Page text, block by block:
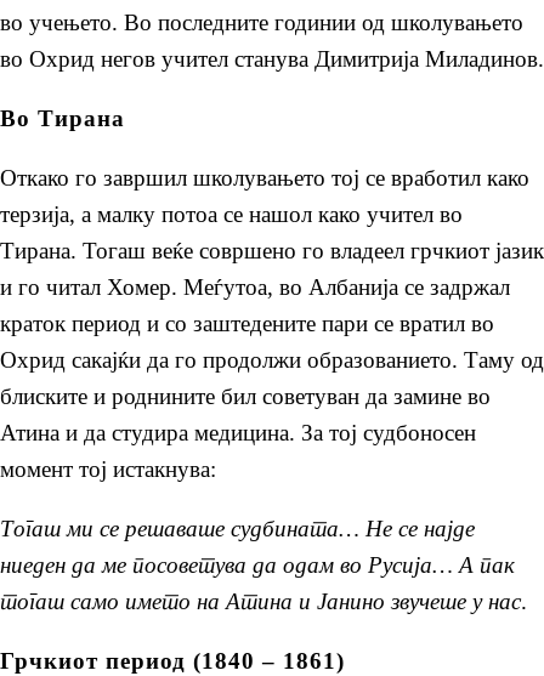
во учењето. Во последните годинии од школувањето
во Охрид негов учител станува Димитрија Миладинов.
Во Тирана
Откако го завршил школувањето тој се вработил како
терзија, а малку потоа се нашол како учител во
Тирана. Тогаш веќе совршено го владеел грчкиот јазик
и го читал Хомер. Меѓутоа, во Албанија се задржал
краток период и со заштедените пари се вратил во
Охрид сакајќи да го продолжи образованието. Таму од
блиските и роднините бил советуван да замине во
Атина и да студира медицина. За тој судбоносен
момент тој истакнува:
Тогаш ми се решаваше судбината… Не се најде
ниеден да ме посоветува да одам во Русија… А пак
тогаш само името на Атина и Јанино звучеше у нас.
Грчкиот период (1840 – 1861)